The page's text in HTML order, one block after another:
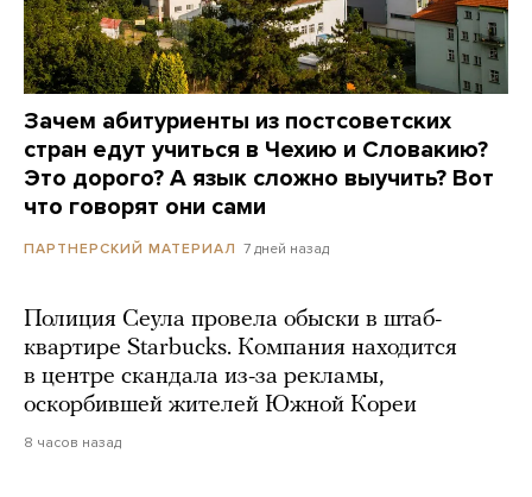
Зачем абитуриенты из постсоветских
стран едут учиться в Чехию и Словакию?
Это дорого? А язык сложно выучить? Вот
что говорят они сами
ПАРТНЕРСКИЙ МАТЕРИАЛ 7 дней назад
Полиция Сеула провела обыски в штаб-
квартире Starbucks. Компания находится
в центре скандала из-за рекламы,
оскорбившей жителей Южной Кореи
8 часов назад